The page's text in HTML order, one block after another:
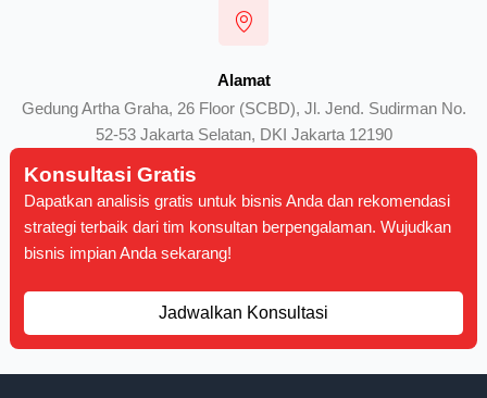
Alamat
Gedung Artha Graha, 26 Floor (SCBD), Jl. Jend. Sudirman No.
52-53 Jakarta Selatan, DKI Jakarta 12190
Konsultasi Gratis
Dapatkan analisis gratis untuk bisnis Anda dan rekomendasi
strategi terbaik dari tim konsultan berpengalaman. Wujudkan
bisnis impian Anda sekarang!
Jadwalkan Konsultasi